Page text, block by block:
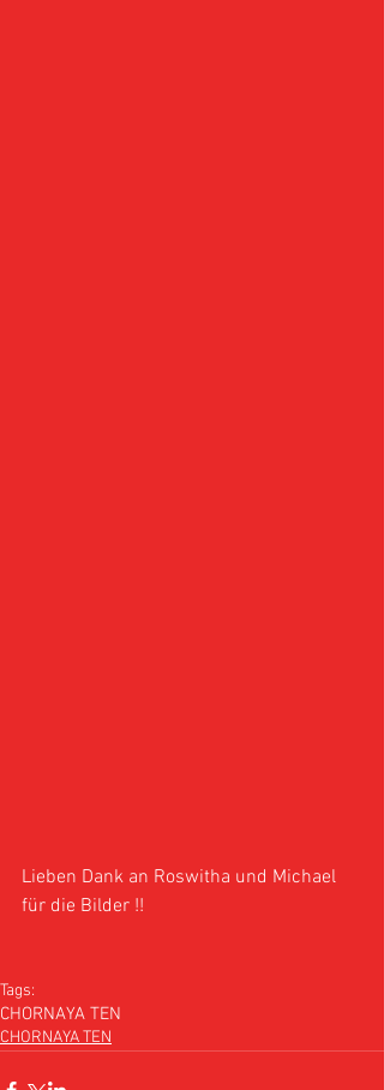
Lieben Dank an Roswitha und Michael
für die Bilder !!
Tags:
CHORNAYA TEN
CHORNAYA TEN